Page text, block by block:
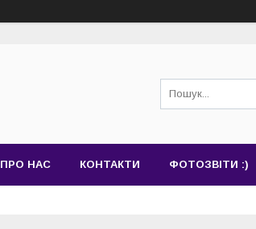
ПРО НАС КОНТАКТИ ФОТОЗВІТИ :)